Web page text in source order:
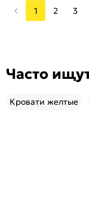
1 2 3
Часто
Кровати желтые